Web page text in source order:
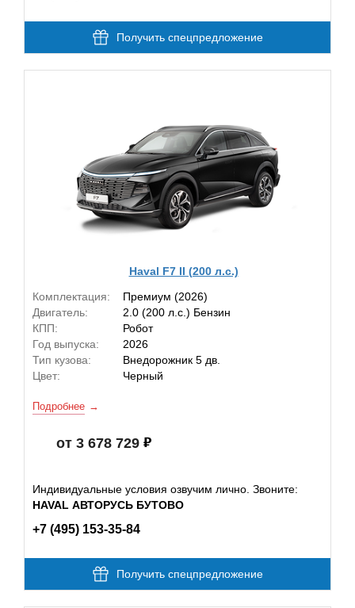
Получить спецпредложение
Haval F7 II (200 л.с.)
Комплектация:
Премиум (2026)
Двигатель:
2.0 (200 л.с.) Бензин
КПП:
Робот
Год выпуска:
2026
Тип кузова:
Внедорожник 5 дв.
Цвет:
Черный
Подробнее
от 3 678 729
Индивидуальные условия озвучим лично. Звоните:
HAVAL АВТОРУСЬ БУТОВО
+7 (495) 153-35-84
Получить спецпредложение